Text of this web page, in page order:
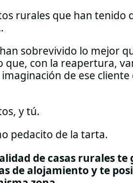
rurales que han tenido
sobrevivido lo mejor
que, con la reapertura,
de ese
y tú.
pedacito de la tarta.
de casas rurales
de alojamiento y te